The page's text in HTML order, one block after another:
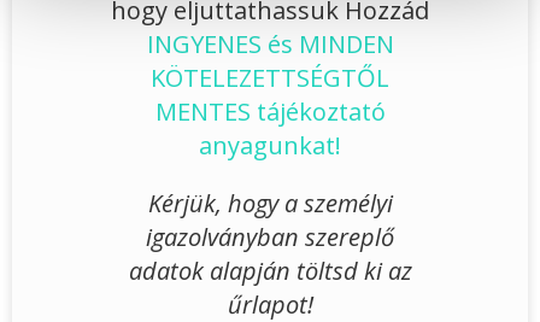
hogy eljuttathassuk Hozzád
INGYENES és MINDEN
KÖTELEZETTSÉGTŐL
MENTES tájékoztató
anyagunkat!
Kérjük, hogy a személyi
igazolványban szereplő
adatok alapján töltsd ki az
űrlapot!